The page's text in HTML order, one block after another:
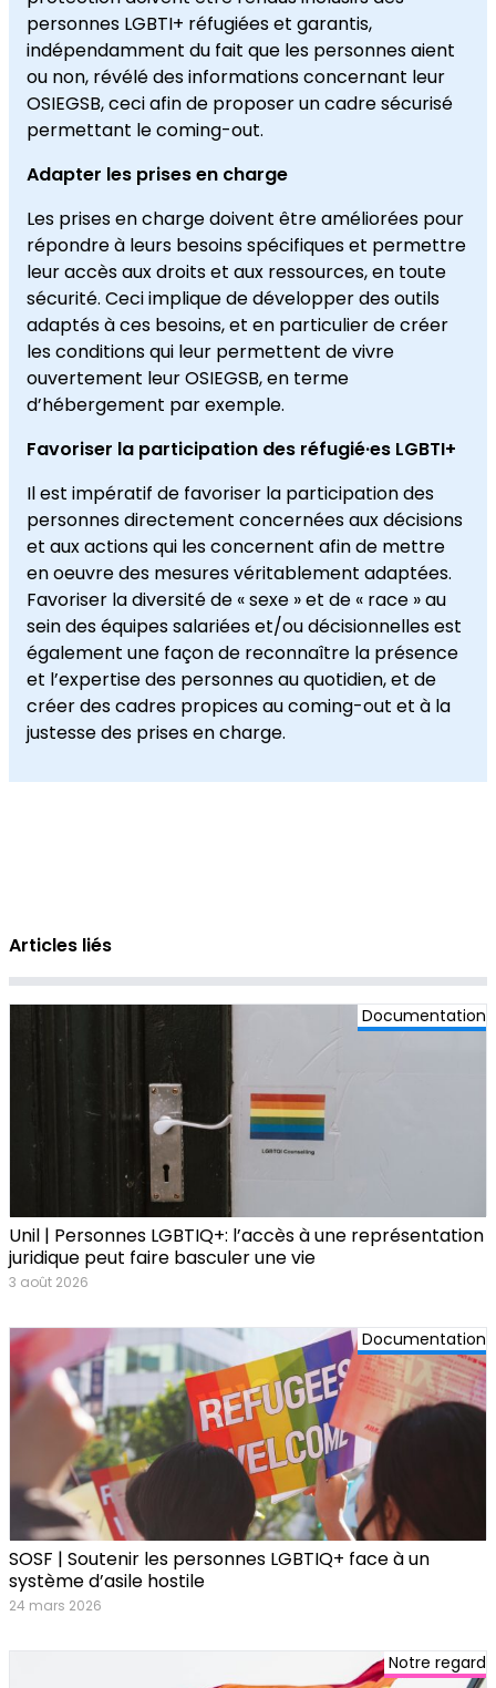
personnes LGBTI+ réfugiées et garantis,
indépendamment du fait que les personnes aient
ou non, révélé des informations concernant leur
OSIEGSB, ceci afin de proposer un cadre sécurisé
permettant le coming-out.
Adapter les prises en charge
Les prises en charge doivent être améliorées pour
répondre à leurs besoins spécifiques et permettre
leur accès aux droits et aux ressources, en toute
sécurité. Ceci implique de développer des outils
adaptés à ces besoins, et en particulier de créer
les conditions qui leur permettent de vivre
ouvertement leur OSIEGSB, en terme
d’hébergement par exemple.
Favoriser la participation des réfugié·es LGBTI+
Il est impératif de favoriser la participation des
personnes directement concernées aux décisions
et aux actions qui les concernent afin de mettre
en oeuvre des mesures véritablement adaptées.
Favoriser la diversité de « sexe » et de « race » au
sein des équipes salariées et/ou décisionnelles est
également une façon de reconnaître la présence
et l’expertise des personnes au quotidien, et de
créer des cadres propices au coming-out et à la
justesse des prises en charge.
Articles liés
Documentation
Unil | Personnes LGBTIQ+: l’accès à une représentation
juridique peut faire basculer une vie
3 août 2026
Documentation
SOSF | Soutenir les personnes LGBTIQ+ face à un
système d’asile hostile
24 mars 2026
Notre regard